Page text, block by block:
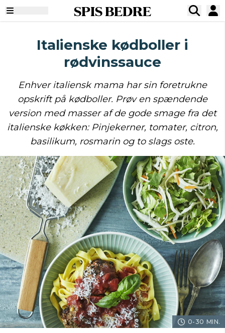
SPIS BEDRE
Italienske kødboller i
rødvinssauce
Enhver italiensk mama har sin foretrukne
opskrift på kødboller. Prøv en spændende
version med masser af de gode smage fra det
italienske køkken: Pinjekerner, tomater, citron,
basilikum, rosmarin og to slags oste.
0-30 MIN.